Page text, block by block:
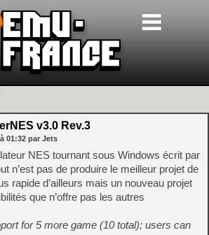
v3.0 Rev.3
à 01:32 par Jets
NES tournant sous Windows écrit par
n’est pas de produire le meilleur projet de
rapide d’ailleurs mais un nouveau projet
que n’offre pas les autres
for 5 more game (10 total); users can